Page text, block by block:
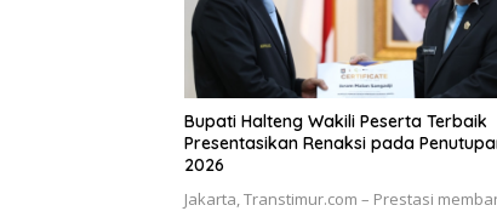
Bupati Halteng Wakili Peserta Terbaik
Presentasikan Renaksi pada
2026
Jakarta, Transtimur.com – Prestasi